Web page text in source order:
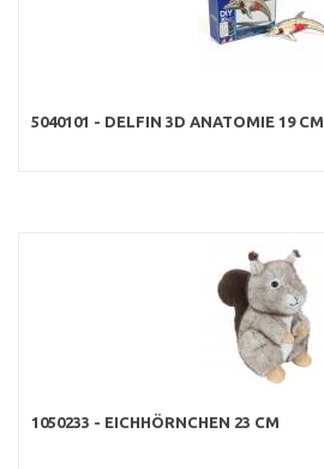
5040101 - DELFIN 3D ANATOMIE 19 CM
1050233 - EICHHÖRNCHEN 23 CM